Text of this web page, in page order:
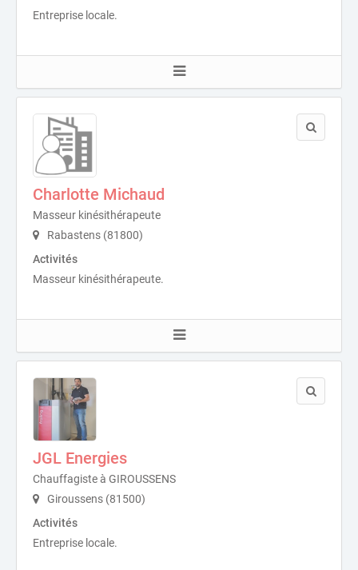
Entreprise locale.
Charlotte Michaud
Masseur kinésithérapeute
Rabastens (81800)
Activités
Masseur kinésithérapeute.
JGL Energies
Chauffagiste à GIROUSSENS
Giroussens (81500)
Activités
Entreprise locale.